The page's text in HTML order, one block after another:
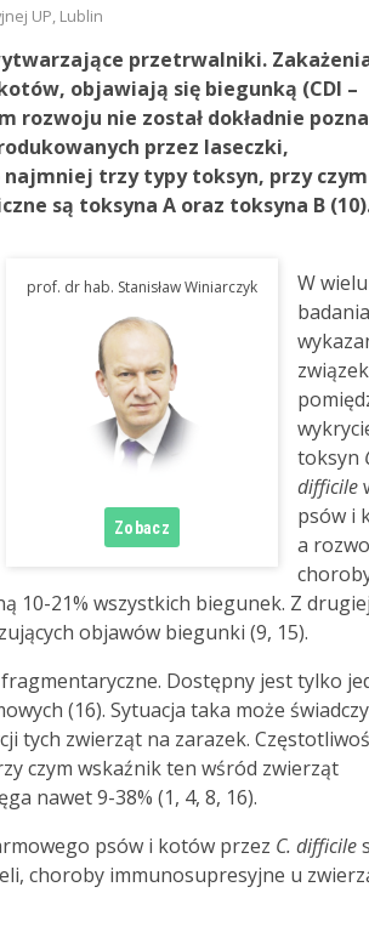
UP, Lublin
przetrwalniki.
objawiają się biegunką (CDI –
nie został dokładnie
przez laseczki,
trzy typy toksyn, przy czym
są toksyna A oraz toksyna B
prof. dr hab. Stanisław Winiarczyk
W wielu
związek
toksyn
difficile
psów i
a
10-21% wszystkich biegunek. Z drugiej
objawów biegunki (9, 15).
Dostępny jest tylko
(16). Sytuacja taka może
tych zwierząt na zarazek.
czym wskaźnik ten wśród zwierząt
nawet 9-38% (1, 4, 8, 16).
psów i kotów przez C. difficile
choroby immunosupresyjne u